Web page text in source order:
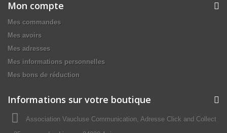
Mon compte
Mes commandes
Mes avoirs
Mes adresses
Mes informations personnelles
Mes bons de réduction
Informations sur votre boutique
Association Vaucluse Communication, Adresse Click and Collect